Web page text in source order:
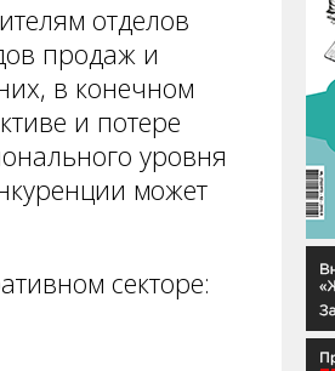
отделов
продаж и
в конечном
и потере
уровня
может
секторе: